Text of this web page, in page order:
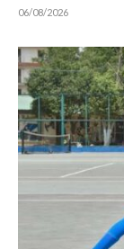
06/08/2026